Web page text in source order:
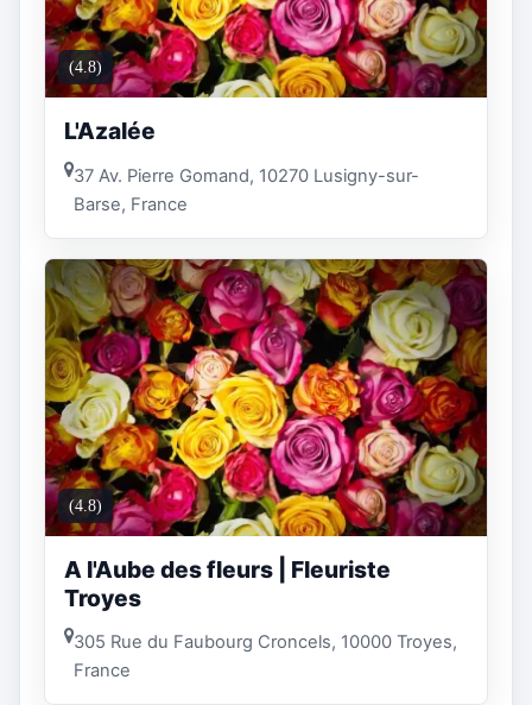
(4.8)
L'Azalée
37 Av. Pierre Gomand, 10270 Lusigny-sur-
Barse, France
(4.8)
A l'Aube des fleurs | Fleuriste
Troyes
305 Rue du Faubourg Croncels, 10000 Troyes,
France